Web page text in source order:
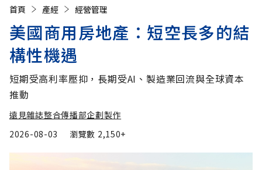
首頁 產經 經營管理
美國商用房地產：短空長多的結
構性機遇
短期受高利率壓抑，長期受AI、製造業回流與全球資本
推動
遠見雜誌整合傳播部企劃製作
2026-08-03
瀏覽數 2,150+